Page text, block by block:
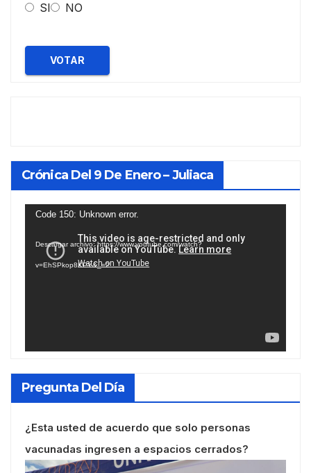
SI NO
VOTAR
Crónica Del 9 De Enero – Juliaca
Reproductor
vídeo
Code 150: Unknown error.
Descargar archivo: https://www.youtube.com/watch?
v=EhSPkop8KPY&_=2
Pregunta Del Día
¿Esta usted de acuerdo que solo personas
vacunadas ingresen a espacios cerrados?